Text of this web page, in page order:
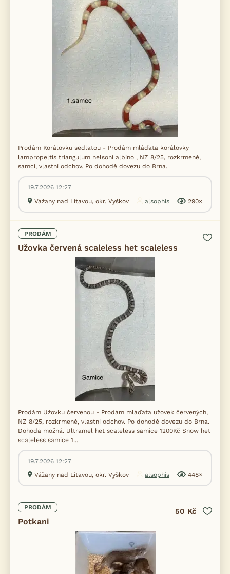
Prodám Korálovku sedlatou - Prodám mláďata korálovky
lampropeltis triangulum nelsoni albino , NZ 8/25, rozkrmené,
samci, vlastní odchov. Po dohodě dovezu do Brna.
19.7.2026 12:27
Vážany nad Litavou, okr. Vyškov
alsophis 290×
PRODÁM
Užovka červená scaleless het scaleless
Prodám Užovku červenou - Prodám mláďata užovek červených,
NZ 8/25, rozkrmené, vlastní odchov. Po dohodě dovezu do Brna.
Dohoda možná. Ultramel het scaleless samice 1200Kč Snow het
scaleless samice 1...
19.7.2026 12:27
Vážany nad Litavou, okr. Vyškov
alsophis 448×
PRODÁM
Potkani
50 Kč